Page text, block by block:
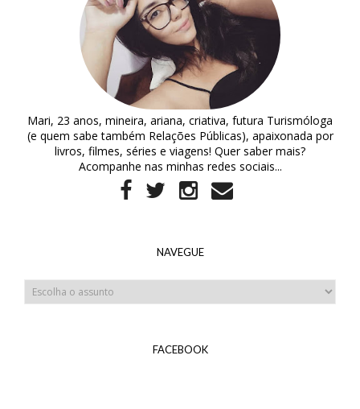
Mari, 23 anos, mineira, ariana, criativa, futura Turismóloga
(e quem sabe também Relações Públicas), apaixonada por
livros, filmes, séries e viagens! Quer saber mais?
Acompanhe nas minhas redes sociais...
NAVEGUE
FACEBOOK